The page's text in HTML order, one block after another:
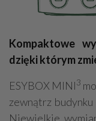
Kompaktowe
dzięki którym
ESYBOX MINI3
zewnątrz
Niewielkie